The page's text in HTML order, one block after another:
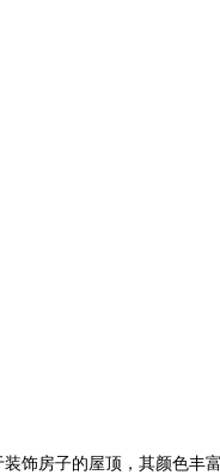
饰房子的屋顶，其颜色